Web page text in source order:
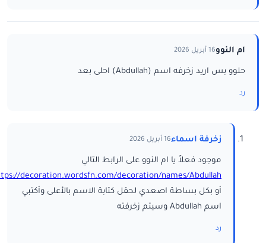
ام النوو16 أبريل 2026
حلوو بس اريد زخرفه اسم (Abdullah) احلى بعد
رد
زخرفة اسماء16 أبريل 2026
موجود فعلاً يا ام النوو على الرابط التالي
decoration.wordsfn.com/decoration/names/Abdullah/
أو بكل بساطة اصعدي لحقل كتابة الاسم بالأعلى وأكتبي
اسم Abdullah وسيتم زخرفته
رد